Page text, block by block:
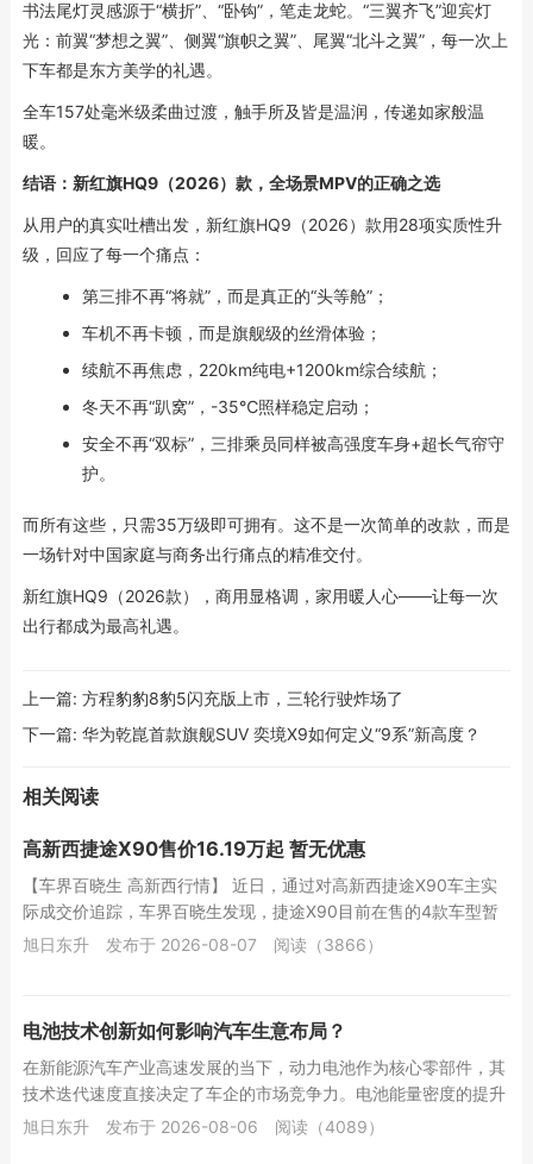
书法尾灯灵感源于“横折”、“卧钩”，笔走龙蛇。“三翼齐飞”迎宾灯
光：前翼“梦想之翼”、侧翼“旗帜之翼”、尾翼“北斗之翼”，每一次上
下车都是东方美学的礼遇。
全车157处毫米级柔曲过渡，触手所及皆是温润，传递如家般温
暖。
结语：新红旗HQ9（2026）款，全场景MPV的正确之选
从用户的真实吐槽出发，新红旗HQ9（2026）款用28项实质性升
级，回应了每一个痛点：
第三排不再“将就”，而是真正的“头等舱”；
车机不再卡顿，而是旗舰级的丝滑体验；
续航不再焦虑，220km纯电+1200km综合续航；
冬天不再“趴窝”，-35℃照样稳定启动；
安全不再“双标”，三排乘员同样被高强度车身+超长气帘守
护。
而所有这些，只需35万级即可拥有。这不是一次简单的改款，而是
一场针对中国家庭与商务出行痛点的精准交付。
新红旗HQ9（2026款），商用显格调，家用暖人心——让每一次
出行都成为最高礼遇。
上一篇: 方程豹豹8豹5闪充版上市，三轮行驶炸场了
下一篇: 华为乾崑首款旗舰SUV 奕境X9如何定义“9系”新高度？
相关阅读
高新西捷途X90售价16.19万起 暂无优惠
【车界百晓生 高新西行情】 近日，通过对高新西捷途X90车主实
际成交价追踪，车界百晓生发现，捷途X90目前在售的4款车型暂
无优惠，实际成交价格为16.1...
旭日东升 发布于 2026-08-07 阅读（3866）
电池技术创新如何影响汽车生意布局？
在新能源汽车产业高速发展的当下，动力电池作为核心零部件，其
技术迭代速度直接决定了车企的市场竞争力。电池能量密度的提升
与成本的下降，不仅是技术指标的优化，更是企业...
旭日东升 发布于 2026-08-06 阅读（4089）